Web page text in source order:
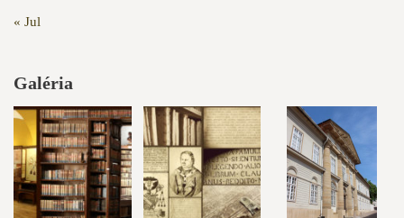
« Jul
Galéria